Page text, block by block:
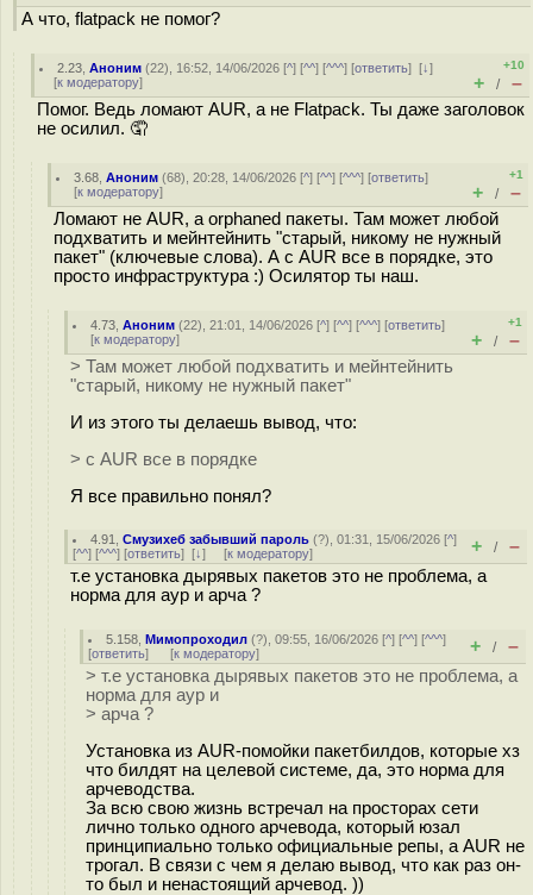
А что, flatpack не помог?
2.23 ,Аноним (22), 16:52, 14/06/2026 [^] [^^] [^^^] [ответить][↓]
[к модератору]
+10
+ / –
Помог. Ведь ломают AUR, а не Flatpack. Ты даже заголовок
не осилил. 🤦
3.68 ,Аноним (68), 20:28, 14/06/2026 [^] [^^] [^^^] [ответить]
[к модератору]
+1
+ / –
Ломают не AUR, а orphaned пакеты. Там может любой
подхватить и мейнтейнить "старый, никому не нужный
пакет" (ключевые слова). А с AUR все в порядке, это
просто инфраструктура :) Осилятор ты наш.
4.73 ,Аноним (22), 21:01, 14/06/2026 [^] [^^] [^^^] [ответить]
[к модератору]
+1
+ / –
> Там может любой подхватить и мейнтейнить
"старый, никому не нужный пакет"
И из этого ты делаешь вывод, что:
> с AUR все в порядке
Я все правильно понял?
4.91 ,Смузихеб забывший пароль (?), 01:31, 15/06/2026 [^]
[^^] [^^^] [ответить] [↓] [к модератору] + / –
т.е установка дырявых пакетов это не проблема, а
норма для аур и арча ?
5.158 ,Мимопроходил (?), 09:55, 16/06/2026 [^] [^^] [^^^]
[ответить] [к модератору] + / –
> т.е установка дырявых пакетов это не проблема, а
норма для аур и
> арча ?
Установка из AUR-помойки пакетбилдов, которые хз
что билдят на целевой системе, да, это норма для
арчеводства.
За всю свою жизнь встречал на просторах сети
лично только одного арчевода, который юзал
принципиально только официальные репы, а AUR не
трогал. В связи с чем я делаю вывод, что как раз он-
то был и ненастоящий арчевод. ))